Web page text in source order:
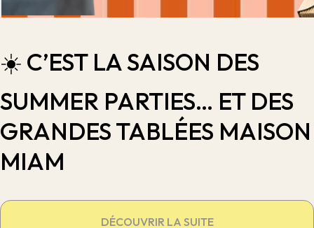
☀️ C’EST LA SAISON DES
SUMMER PARTIES… ET DES
GRANDES TABLÉES MAISON
MIAM
DÉCOUVRIR LA SUITE